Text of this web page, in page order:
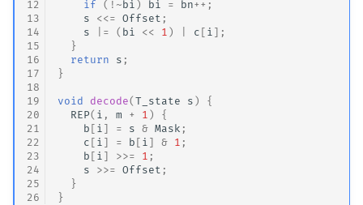
12
13
14
15
16
17
18
19
20
21
22
23
24
25
26
if
( !~bi ) bi = bn++ ;
s
<<= Offset ;
s
|= ( bi << 1 ) c [ i ];
}
return
s ;
}
void decode(T_state s )
{
REP( i , m + 1 )
{
b [ i ] = s & Mask ;
c [ i ] = b [ i ] & 1 ;
b [ i ] >>= 1 ;
s
>>= Offset ;
}
}